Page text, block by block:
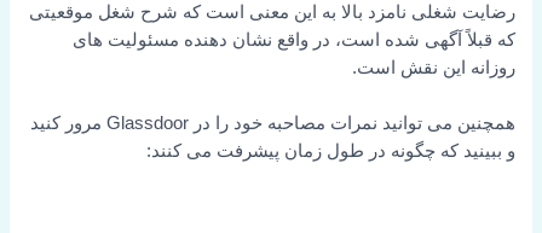
رضایت شغلی نامزد بالا به این معنی است که شرح شغل موقعیتی
که قبلاً آگهی شده است، در واقع نشان دهنده مسئولیت های
روزانه این نقش است.
همچنین می توانید نمرات مصاحبه خود را در Glassdoor مرور کنید
و ببینید که چگونه در طول زمان پیشرفت می کنند: